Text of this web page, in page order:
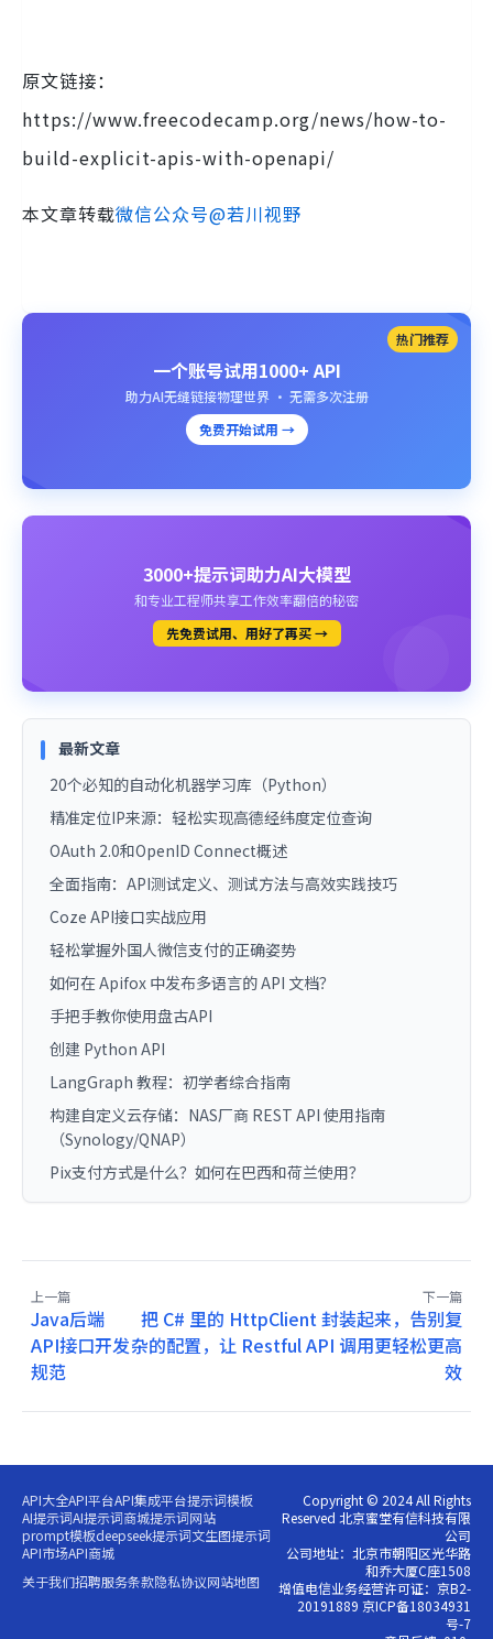
原文链接：
https://www.freecodecamp.org/news/how-to-
build-explicit-apis-with-openapi/
本文章转载微信公众号@若川视野
热门推荐
一个账号试用1000+ API
助力AI无缝链接物理世界 · 无需多次注册
免费开始试用 →
3000+提示词助力AI大模型
和专业工程师共享工作效率翻倍的秘密
先免费试用、用好了再买 →
最新文章
20个必知的自动化机器学习库（Python）
精准定位IP来源：轻松实现高德经纬度定位查询
OAuth 2.0和OpenID Connect概述
全面指南：API测试定义、测试方法与高效实践技巧
Coze API接口实战应用
轻松掌握外国人微信支付的正确姿势
如何在 Apifox 中发布多语言的 API 文档？
手把手教你使用盘古API
创建 Python API
LangGraph 教程：初学者综合指南
构建自定义云存储：NAS厂商 REST API 使用指南
（Synology/QNAP）
Pix支付方式是什么？如何在巴西和荷兰使用？
上一篇
Java后端
API接口开发
规范
下一篇
把 C# 里的 HttpClient 封装起来，告别复
杂的配置，让 Restful API 调用更轻松更高
效
API大全API平台API集成平台提示词模板
AI提示词AI提示词商城提示词网站
prompt模板deepseek提示词文生图提示词
API市场API商城
关于我们招聘服务条款隐私协议网站地图
Copyright © 2024 All Rights
Reserved 北京蜜堂有信科技有限
公司
公司地址：北京市朝阳区光华路
和乔大厦C座1508
增值电信业务经营许可证：京B2-
20191889 京ICP备18034931
号-7